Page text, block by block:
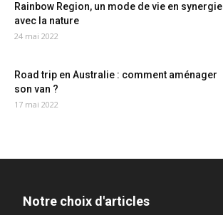
Rainbow Region, un mode de vie en synergie
avec la nature
24 mai 2022
Road trip en Australie : comment aménager
son van ?
17 mai 2022
Notre choix d'articles